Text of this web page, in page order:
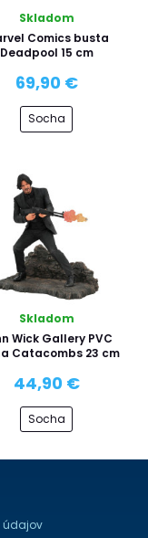
Skladom
Comics busta
Deadpool 15 cm
69,90 €
Socha
Skladom
Wick Gallery PVC
Catacombs 23 cm
44,90 €
Socha
údajov